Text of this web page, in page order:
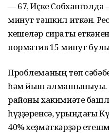
— 67, Иҫке Собханғолда
минут тәшкил иткән.
кешеләр сираты
норматив 15 минут
Проблеманың төп
һәм йыш алмашыныуы.
районы хакимиәте
һүҙҙәренсә, урындағы
40% хеҙмәткәрҙәр